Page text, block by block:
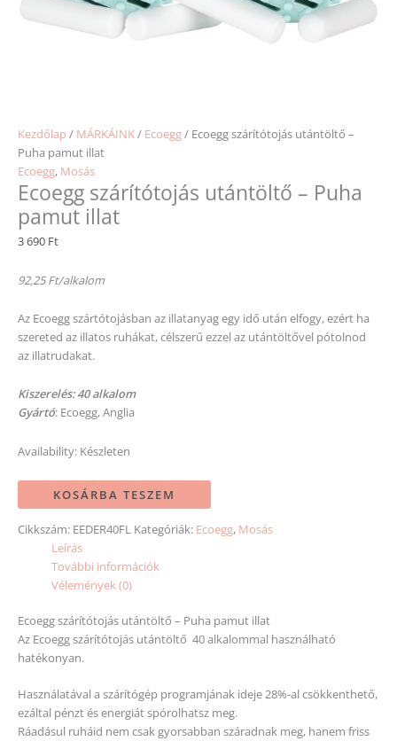
Kezdőlap / MÁRKÁINK/ Ecoegg/ Ecoegg szárítótojás utántöltő –
Puha pamut illat
Ecoegg, Mosás
Ecoegg szárítótojás utántöltő – Puha
pamut illat
3 690 Ft
92,25 Ft/alkalom
Az Ecoegg szártótojásban az illatanyag egy idő után elfogy, ezért ha
szereted az illatos ruhákat, célszerű ezzel az utántöltővel pótolnod
az illatrudakat.
Kiszerelés: 40 alkalom
Gyártó: Ecoegg, Anglia
Availability: Készleten
KOSÁRBA TESZEM
Cikkszám: EEDER40FL Kategóriák: Ecoegg, Mosás
Leírás
További információk
Vélemények (0)
Ecoegg szárítótojás utántöltő – Puha pamut illat
Az Ecoegg szárítótojás utántöltő 40 alkalommal használható
hatékonyan.
Használatával a szárítógép programjának ideje 28%-al csökkenthető,
ezáltal pénzt és energiát spórolhatsz meg.
Ráadásul ruháid nem csak gyorsabban száradnak meg, hanem friss